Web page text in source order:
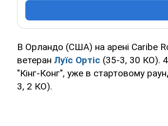
В Орландо (США) на арені Caribe
ветеран Луїс Ортіс (35-3, 30 КО).
"Кінг-Конг", уже в стартовому
3, 2 КО).